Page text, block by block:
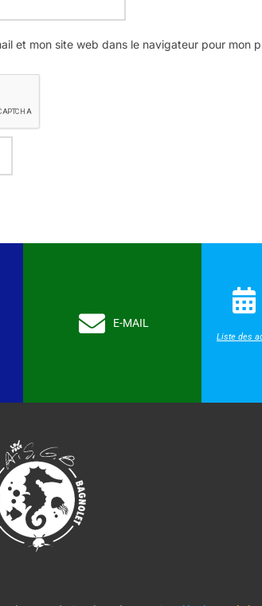
et mon site web dans le navigateur pour mon
E-MAIL
Liste des